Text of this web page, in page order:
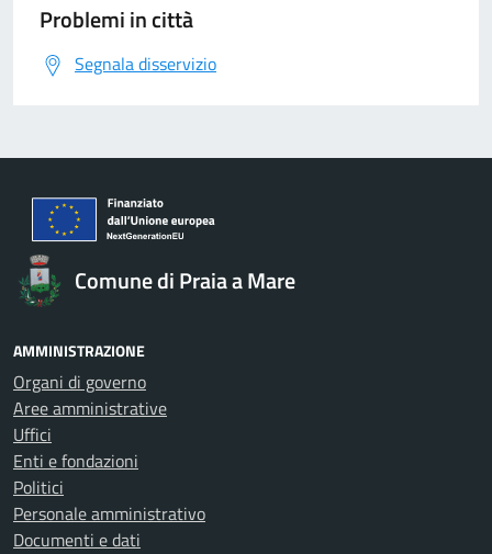
Problemi in città
Segnala disservizio
Comune di Praia a Mare
AMMINISTRAZIONE
Organi di governo
Aree amministrative
Uffici
Enti e fondazioni
Politici
Personale amministrativo
Documenti e dati